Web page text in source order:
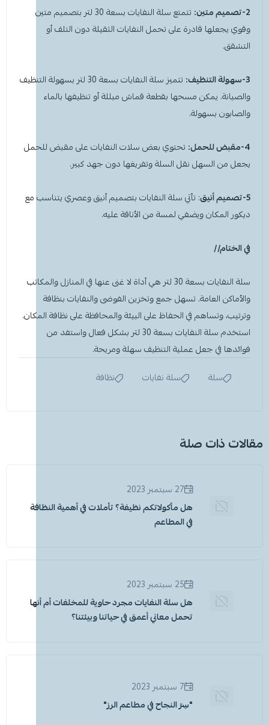
2-تصميم متين:
تتمتع سلة النفايات بسعة 30 لتر بتصميم متين
وقوي يجعلها قادرة على تحمل النفايات الثقيلة دون التلف أو
التشقق.
3-سهولة التنظيف:
تتميز سلة النفايات بسعة 30 لتر بسهولة التنظيف
والصيانة. يمكن مسحها بقطعة قماش مبللة أو تنظيفها بالماء
والصابون بسهولة.
4-مقبض للحمل:
تحتوي بعض سلات النفايات على مقبض للحمل
يجعل من السهل نقل السلة وتفريغها دون جهد كبير.
5-تصميم أنيق : تأتي سلة النفايات بتصميم أنيق وعصري يتناسب مع
ديكور المكان ويضفي لمسة من الأناقة عليه.
في الختام//
سلة النفايات بسعة 30 لتر هي أداة لا غنى عنها في المنازل والمكاتب
والأماكن العامة. تسهل جمع وتخزين الفوضى والنفايات بنظافة
وترتيب، وتساهم في الحفاظ على البيئة والمحافظة على نظافة المكان.
استخدم سلة النفايات بسعة 30 لتر بشكل فعال واستفد من
فوائدها في جعل عملية التنظيف سهلة ومريحة.
سلة
سلة نفايات نظافة
مقالات ذات صلة
27 سبتمبر 2023
هل مأكولاتكم نظيفة؟ تأملات في أهمية النظافة
في المطاعم
25 سبتمبر 2023
هل سلة النفايات مجرد حاوية للمخلفات أم أنها
تحمل معاني أعمق في حياتنا وبيئتنا؟
7 سبتمبر 2023
"سِرّ النجاح في مطاعم الرز"